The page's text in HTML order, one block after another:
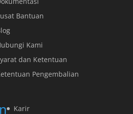
Bantuan
Kami
dan Ketentuan
Pengembalian
Karir